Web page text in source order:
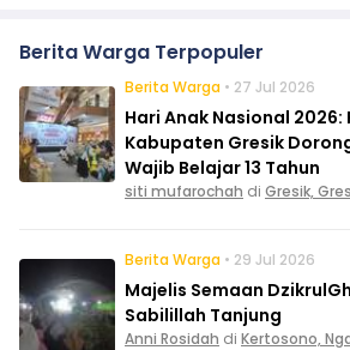
Berita Warga Terpopuler
Berita Warga • 27 Jul 2026
Hari Anak Nasional
Kabupaten Gresik
Wajib Belajar 13 Tahun
siti mufarochah di Gresik,
Berita Warga • 29 Jul 2026
Majelis Semaan
Sabilillah Tanjung
Anni Rosidah di Kertosono,